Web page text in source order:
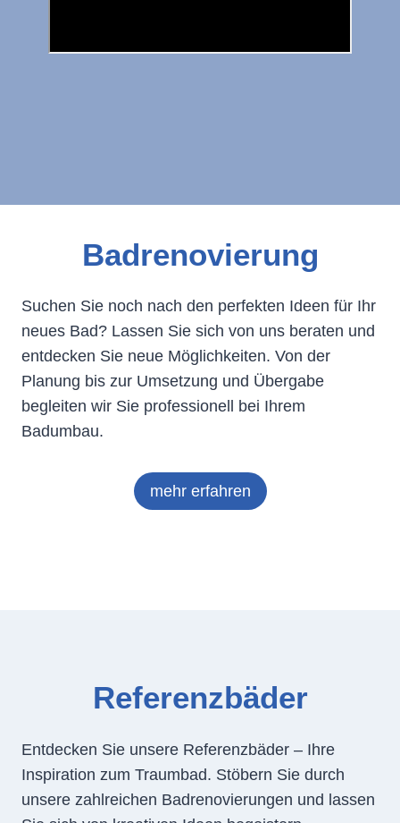
Badrenovierung
Suchen Sie noch nach den perfekten Ideen für Ihr
neues Bad? Lassen Sie sich von uns beraten und
entdecken Sie neue Möglichkeiten. Von der
Planung bis zur Umsetzung und Übergabe
begleiten wir Sie professionell bei Ihrem
Badumbau.
mehr erfahren
Referenzbäder
Entdecken Sie unsere Referenzbäder – Ihre
Inspiration zum Traumbad. Stöbern Sie durch
unsere zahlreichen Badrenovierungen und lassen